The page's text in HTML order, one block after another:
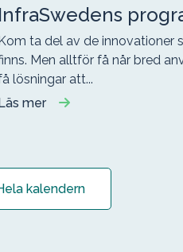
InfraSwedens
ta del av de innovationer
Men alltför få når bred
lösningar att...
mer
kalendern